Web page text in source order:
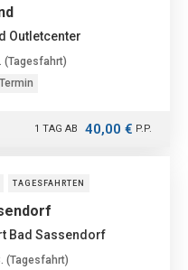
Outletcenter
(Tagesfahrt)
1 TAG AB 40,00 € P.P.
TAGESFAHRTEN
Bad Sassendorf
(Tagesfahrt)